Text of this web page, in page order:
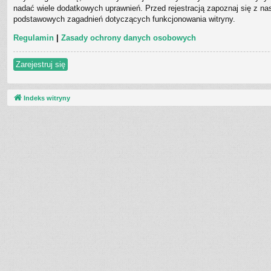
nadać wiele dodatkowych uprawnień. Przed rejestracją zapoznaj się z
podstawowych zagadnień dotyczących funkcjonowania witryny.
Regulamin | Zasady ochrony danych osobowych
Zarejestruj się
Indeks witryny